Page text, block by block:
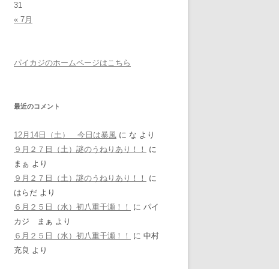
31
« 7月
パイカジのホームページはこちら
最近のコメント
12月14日（土） 今日は暴風 に な より
９月２７日（土）謎のうねりあり！！
に
まぁ より
９月２７日（土）謎のうねりあり！！
に
はらだ より
６月２５日（水）初八重干瀬！！
に パイ
カジ まぁ より
６月２５日（水）初八重干瀬！！
に 中村
充良 より